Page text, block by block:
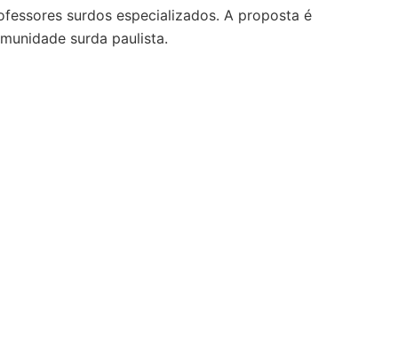
surdos especializados. A proposta é
surda paulista.